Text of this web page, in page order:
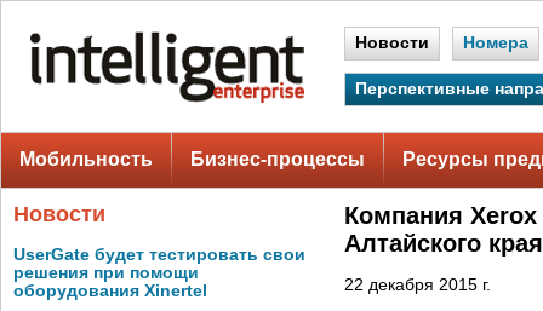
Новости Номера
Перспективные
Мобильность Бизнес-процессы Ресурсы
Новости
UserGate будет тестировать свои
решения при помощи
оборудования Xinertel
Компания
Алтайского края
22 декабря 2015 г.